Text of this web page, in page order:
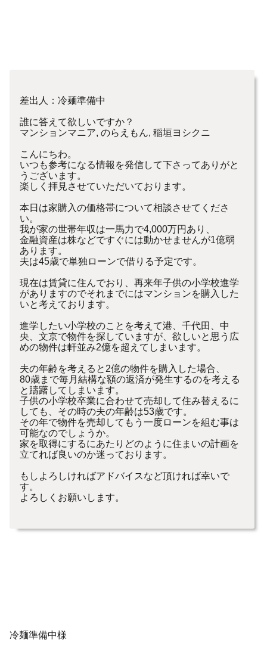
差出人：冷麺準備中
誰に答えて欲しいですか？
マンションマニア, のらえもん, 稲垣ヨシクニ
こんにちわ。
いつも参考になる情報を発信して下さってありがと
うございます。
楽しく拝見させていただいております。
本日は家購入の価格帯について相談させてくださ
い。
我が家の世帯年収は一馬力で4,000万円あり、
金融資産は株などですぐには動かせませんが1億弱
あります。
夫は45歳で単独ローンで借りる予定です。
現在は賃貸に住んでおり、再来年子供の小学校進学
がありますのでそれまでにはマンションを購入した
いと考えております。
進学したい小学校のことを考えて港、千代田、中
央、文京で物件を探していますが、欲しいと思う広
めの物件は軒並み2億を超えてしまいます。
夫の年齢を考えると2億の物件を購入した場合、
80歳まで毎月結構な額の返済が発生するのを考える
と躊躇してしまいます。
子供の小学校卒業に合わせて売却して住み替えるに
しても、その時の夫の年齢は53歳です。
その年で物件を売却してもう一度ローンを組む事は
可能なのでしょうか。
家を取得にするにあたりどのように住まいの計画を
立てれば良いのか迷っております。
もしよろしければアドバイスなど頂ければ幸いで
す。
よろしくお願いします。
冷麺準備中様